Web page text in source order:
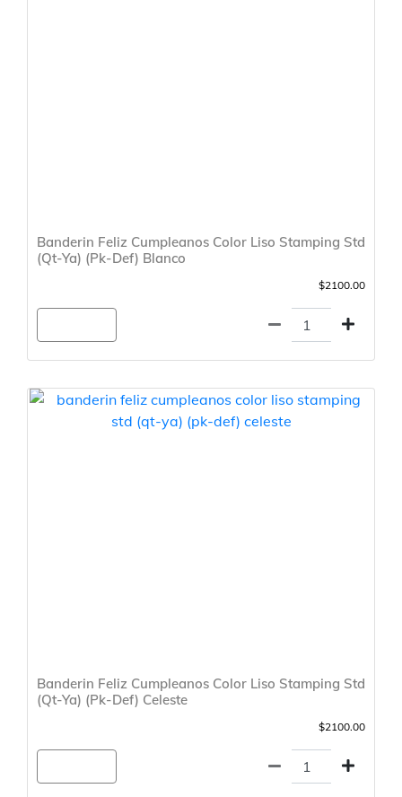
Banderin Feliz Cumpleanos Color Liso Stamping Std
(Qt-Ya) (Pk-Def) Blanco
$2100.00
Banderin Feliz Cumpleanos Color Liso Stamping Std
(Qt-Ya) (Pk-Def) Celeste
$2100.00